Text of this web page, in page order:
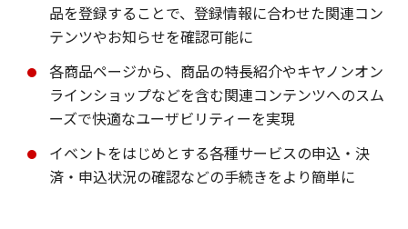
品を登録することで、登録情報に合わせた関連コン
テンツやお知らせを確認可能に
各商品ページから、商品の特長紹介やキヤノンオン
ラインショップなどを含む関連コンテンツへのスム
ーズで快適なユーザビリティーを実現
イベントをはじめとする各種サービスの申込・決
済・申込状況の確認などの手続きをより簡単に